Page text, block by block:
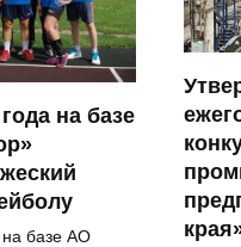
на базе
на базе АО